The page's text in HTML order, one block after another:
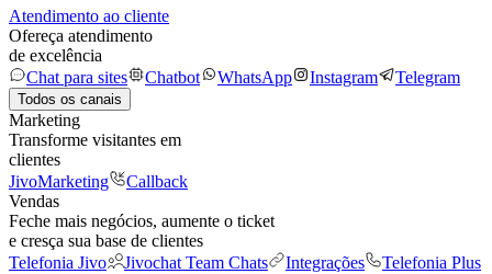
Atendimento ao cliente
Ofereça atendimento
de excelência
Chat para sites
Chatbot WhatsApp Instagram Telegram
Todos os canais
Marketing
Transforme visitantes em
clientes
JivoMarketing
Callback
Vendas
Feche mais negócios, aumente o ticket
e cresça sua base de clientes
Telefonia Jivo
Jivochat Team Chats Integrações
Telefonia Plus